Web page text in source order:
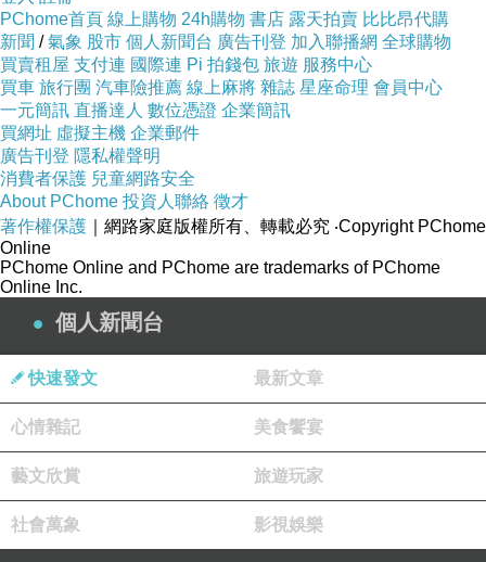
穿紅袍的大避債蛾
PChome首頁 線上購物 24h購物 書店 露天拍賣 比比昂代購
新聞 /氣象 股市 個人新聞台 廣告刊登 加入聯播網 全球購物
買賣租屋 支付連 國際連 Pi 拍錢包 旅遊 服務中心
買車 旅行團 汽車險推薦 線上麻將 雜誌 星座命理 會員中心
一元簡訊 直播達人 數位憑證 企業簡訊
買網址 虛擬主機 企業郵件
廣告刊登 隱私權聲明
消費者保護 兒童網路安全
About PChome 投資人聯絡 徵才
著作權保護 ｜網路家庭版權所有、轉載必究 ‧Copyright PChome
Online
PChome Online and PChome are trademarks of PChome
Online Inc.
個人新聞台
快速發文 最新文章
心情雜記 美食饗宴
藝文欣賞 旅遊玩家
社會萬象 影視娛樂